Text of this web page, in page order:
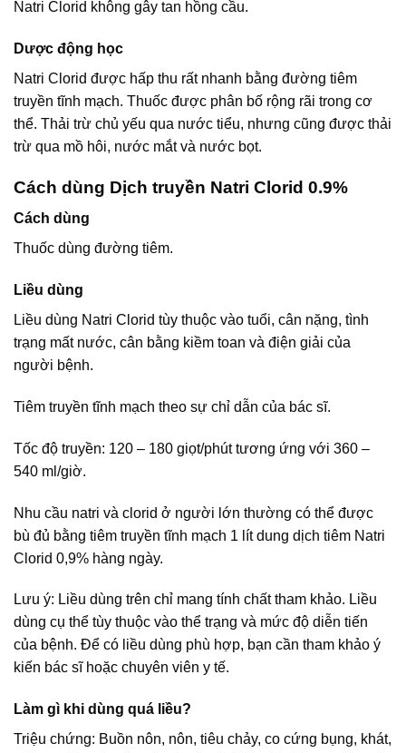
Natri Clorid không gây tan hồng cầu.
Dược động học
Natri Clorid được hấp thu rất nhanh bằng đường tiêm
truyền tĩnh mạch. Thuốc được phân bố rộng rãi trong cơ
thể. Thải trừ chủ yếu qua nước tiểu, nhưng cũng được thải
trừ qua mồ hôi, nước mắt và nước bọt.
Cách dùng Dịch truyền Natri Clorid 0.9%
Cách dùng
Thuốc dùng đường tiêm.
Liều dùng
Liều dùng Natri Clorid tùy thuộc vào tuổi, cân nặng, tình
trạng mất nước, cân bằng kiềm toan và điện giải của
người bệnh.
Tiêm truyền tĩnh mạch theo sự chỉ dẫn của bác sĩ.
Tốc độ truyền: 120 – 180 giọt/phút tương ứng với 360 –
540 ml/giờ.
Nhu cầu natri và clorid ở người lớn thường có thể được
bù đủ bằng tiêm truyền tĩnh mạch 1 lít dung dịch tiêm Natri
Clorid 0,9% hàng ngày.
Lưu ý: Liều dùng trên chỉ mang tính chất tham khảo. Liều
dùng cụ thể tùy thuộc vào thể trạng và mức độ diễn tiến
của bệnh. Để có liều dùng phù hợp, bạn cần tham khảo ý
kiến bác sĩ hoặc chuyên viên y tế.
Làm gì khi dùng quá liều?
Triệu chứng: Buồn nôn, nôn, tiêu chảy, co cứng bụng, khát,